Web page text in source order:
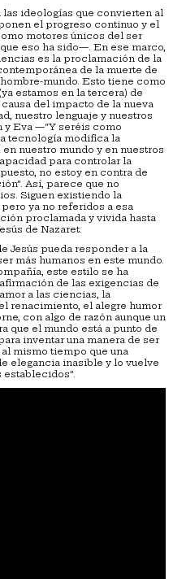
ideologías que convierten al
el progreso continuo y el
motores únicos del ser
eso ha sido—. En ese marco,
es la proclamación de la
de la muerte de
mundo. Esto tiene como
estamos en la tercera) de
del impacto de la nueva
nuestro lenguaje y nuestros
y Eva —“Y seréis como
tecnología modifica la
nuestro mundo y en nuestros
para controlar la
no estoy en contra de
Así, parece que no
Siguen existiendo la
ya no referidos a esa
proclamada y vivida hasta
de Nazaret.
Jesús pueda responder a la
más humanos en este mundo.
este estilo se ha
de las exigencias de
a las ciencias, la
renacimiento, el alegre humor
con algo de razón aunque un
que el mundo está a punto de
inventar una manera de ser
mismo tiempo que una
elegancia inasible y lo vuelve